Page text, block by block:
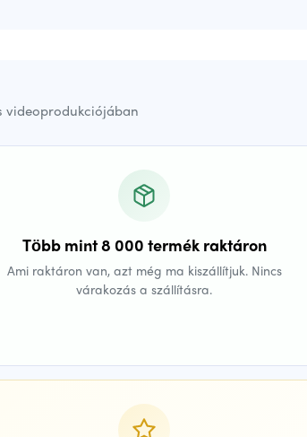
videoprodukciójában
Több mint 8 000 termék raktáron
Ami raktáron van, azt még ma kiszállítjuk. Nincs
várakozás a szállításra.